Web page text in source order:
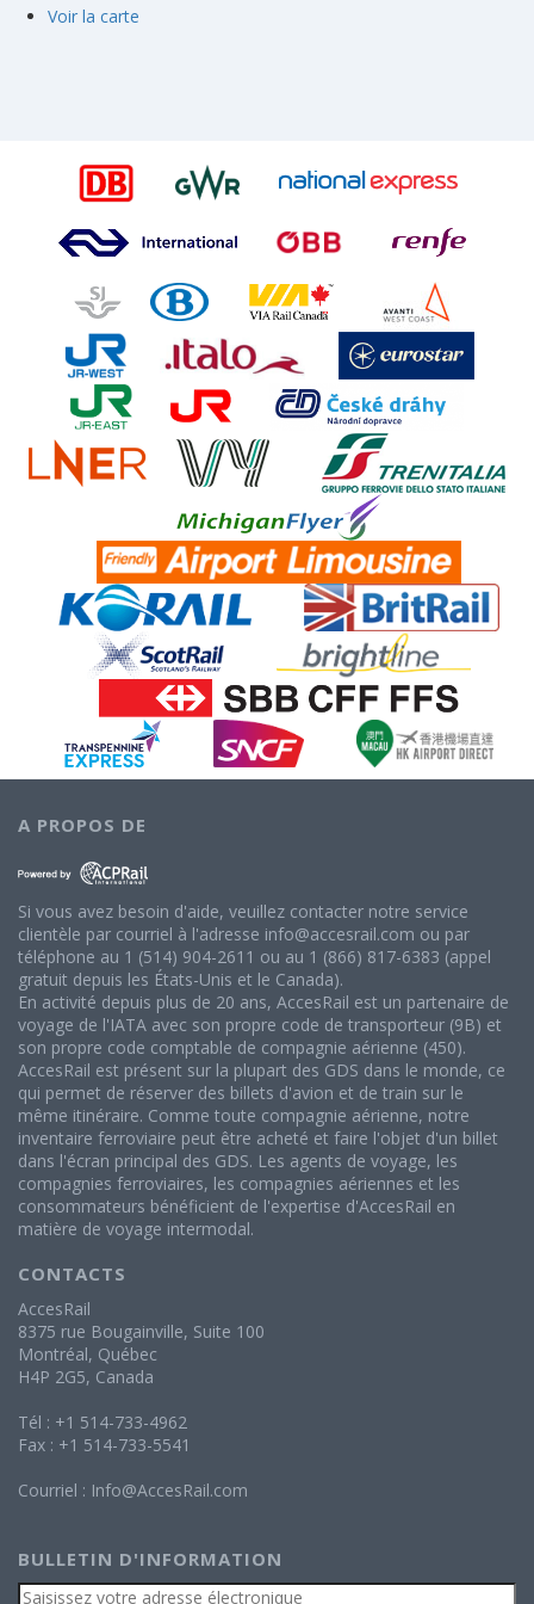
Voir la carte
A PROPOS DE
Si vous avez besoin d'aide, veuillez contacter notre service
clientèle par courriel à l'adresse info@accesrail.com ou par
téléphone au 1 (514) 904-2611 ou au 1 (866) 817-6383 (appel
gratuit depuis les États-Unis et le Canada).
En activité depuis plus de 20 ans, AccesRail est un partenaire de
voyage de l'IATA avec son propre code de transporteur (9B) et
son propre code comptable de compagnie aérienne (450).
AccesRail est présent sur la plupart des GDS dans le monde, ce
qui permet de réserver des billets d'avion et de train sur le
même itinéraire. Comme toute compagnie aérienne, notre
inventaire ferroviaire peut être acheté et faire l'objet d'un billet
dans l'écran principal des GDS. Les agents de voyage, les
compagnies ferroviaires, les compagnies aériennes et les
consommateurs bénéficient de l'expertise d'AccesRail en
matière de voyage intermodal.
CONTACTS
AccesRail
8375 rue Bougainville, Suite 100
Montréal, Québec
H4P 2G5, Canada
Tél : +1 514-733-4962
Fax : +1 514-733-5541
Courriel : Info@AccesRail.com
BULLETIN D'INFORMATION